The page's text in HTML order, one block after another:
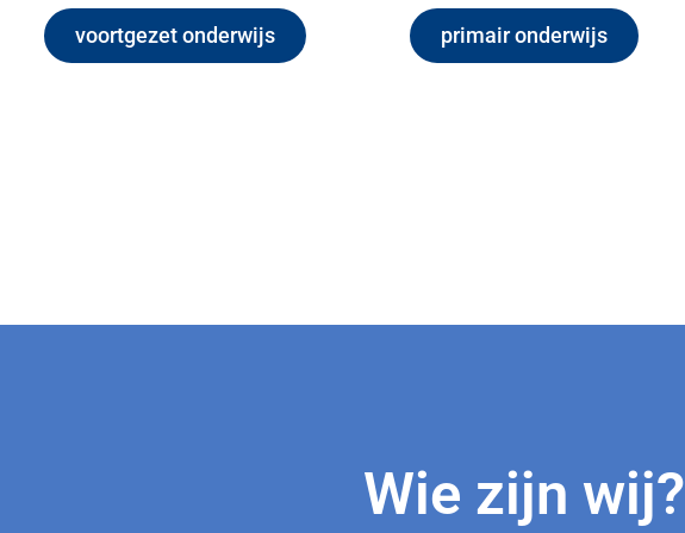
voortgezet onderwijs primair onderwijs
Wie zijn wij?